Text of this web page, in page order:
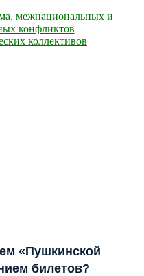
«Пушкинской
билетов?